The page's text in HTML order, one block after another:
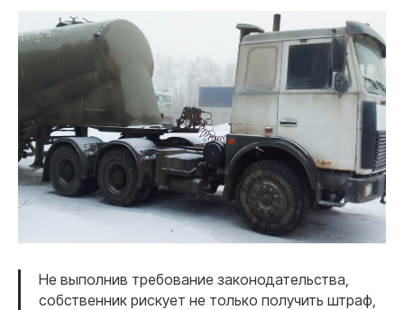
Не выполнив требование законодательства,
собственник рискует не только получить штраф,